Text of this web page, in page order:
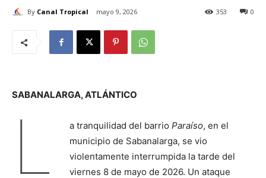
By Canal Tropical mayo 9, 2026 0
353
SABANALARGA, ATLÁNTICO
L a tranquilidad del barrio Paraíso, en el
municipio de Sabanalarga, se vio
violentamente interrumpida la tarde del
viernes 8 de mayo de 2026. Un ataque